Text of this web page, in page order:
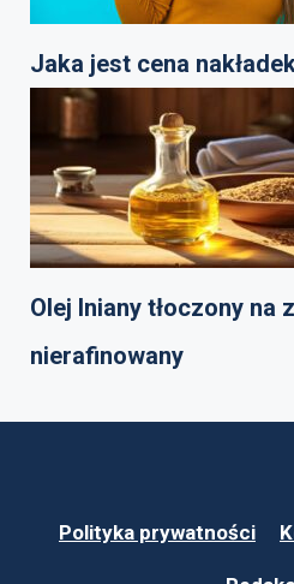
Jaka jest cena
Olej lniany tłoczony na
nierafinowany
Polityka prywatności